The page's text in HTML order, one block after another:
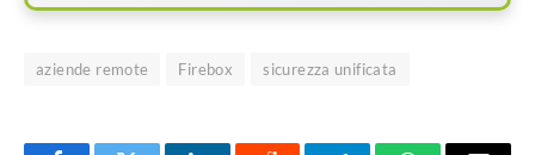
aziende remote Firebox sicurezza unificata